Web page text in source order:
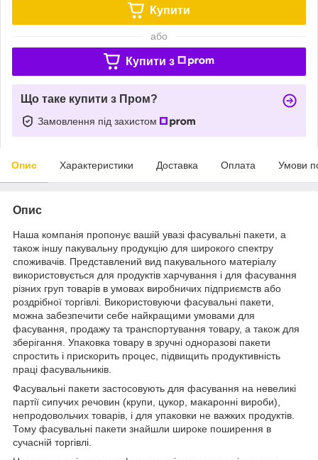
Купити
або
Купити з
Що таке купити з Пром?
Замовлення під захистом
Опис Характеристики Доставка Оплата Умови
Опис
Наша компанія пропонує вашій увазі фасувальні пакети, а
також іншу пакувальну продукцію для широкого спектру
споживачів. Представлений вид пакувального матеріалу
використовується для продуктів харчування і для фасування
різних груп товарів в умовах виробничих підприємств або
роздрібної торгівлі. Використовуючи фасувальні пакети,
можна забезпечити себе найкращими умовами для
фасування, продажу та транспортування товару, а також для
зберігання. Упаковка товару в зручні одноразові пакети
спростить і прискорить процес, підвищить продуктивність
праці фасувальників.
Фасувальні пакети застосовують для фасування на невеликі
партії сипучих речовин (крупи, цукор, макаронні вироби),
непродовольчих товарів, і для упаковки не важких продуктів.
Тому фасувальні пакети знайшли широке поширення в
сучасній торгівлі.